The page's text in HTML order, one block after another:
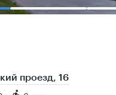
проезд, 16